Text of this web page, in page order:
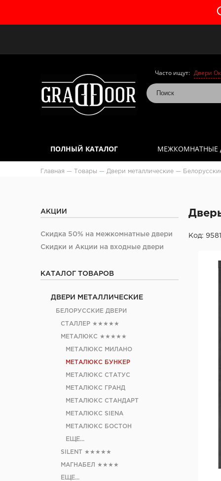
Часто ищут: Двери
ПОЛНЫЙ КАТАЛОГ МЕЖКОМНАТНЫЕ
Главная — Товары — Двери металлические —
АКЦИИ
Скидка 50% на межкомнатные двери
Скидки и Акции на входные двери
КАТАЛОГ ТОВАРОВ
ДВЕРИ МЕТАЛЛИЧЕСКИЕ
БЕЛОРУССКИЕ ДВЕРИ
СТАЛЛЕР ★★★★★
МЕТАЛЮКС ★★★★★
МЕТАЛЮКС МИЛАНО
МЕТАЛЮКС БУНКЕР
МЕТАЛЮКС СТАТУС
МЕТАЛЮКС ГРАНД
МЕТАЛЮКС СТАНДАРТ
МЕТАЛЮКС SIENA
МЕТАЛЮКС БОСТОН
ЕЩЕ...
SILENT ★★★★★
МАГНАБЕЛ ★★★★
ЕЩЕ...
Код: 9581